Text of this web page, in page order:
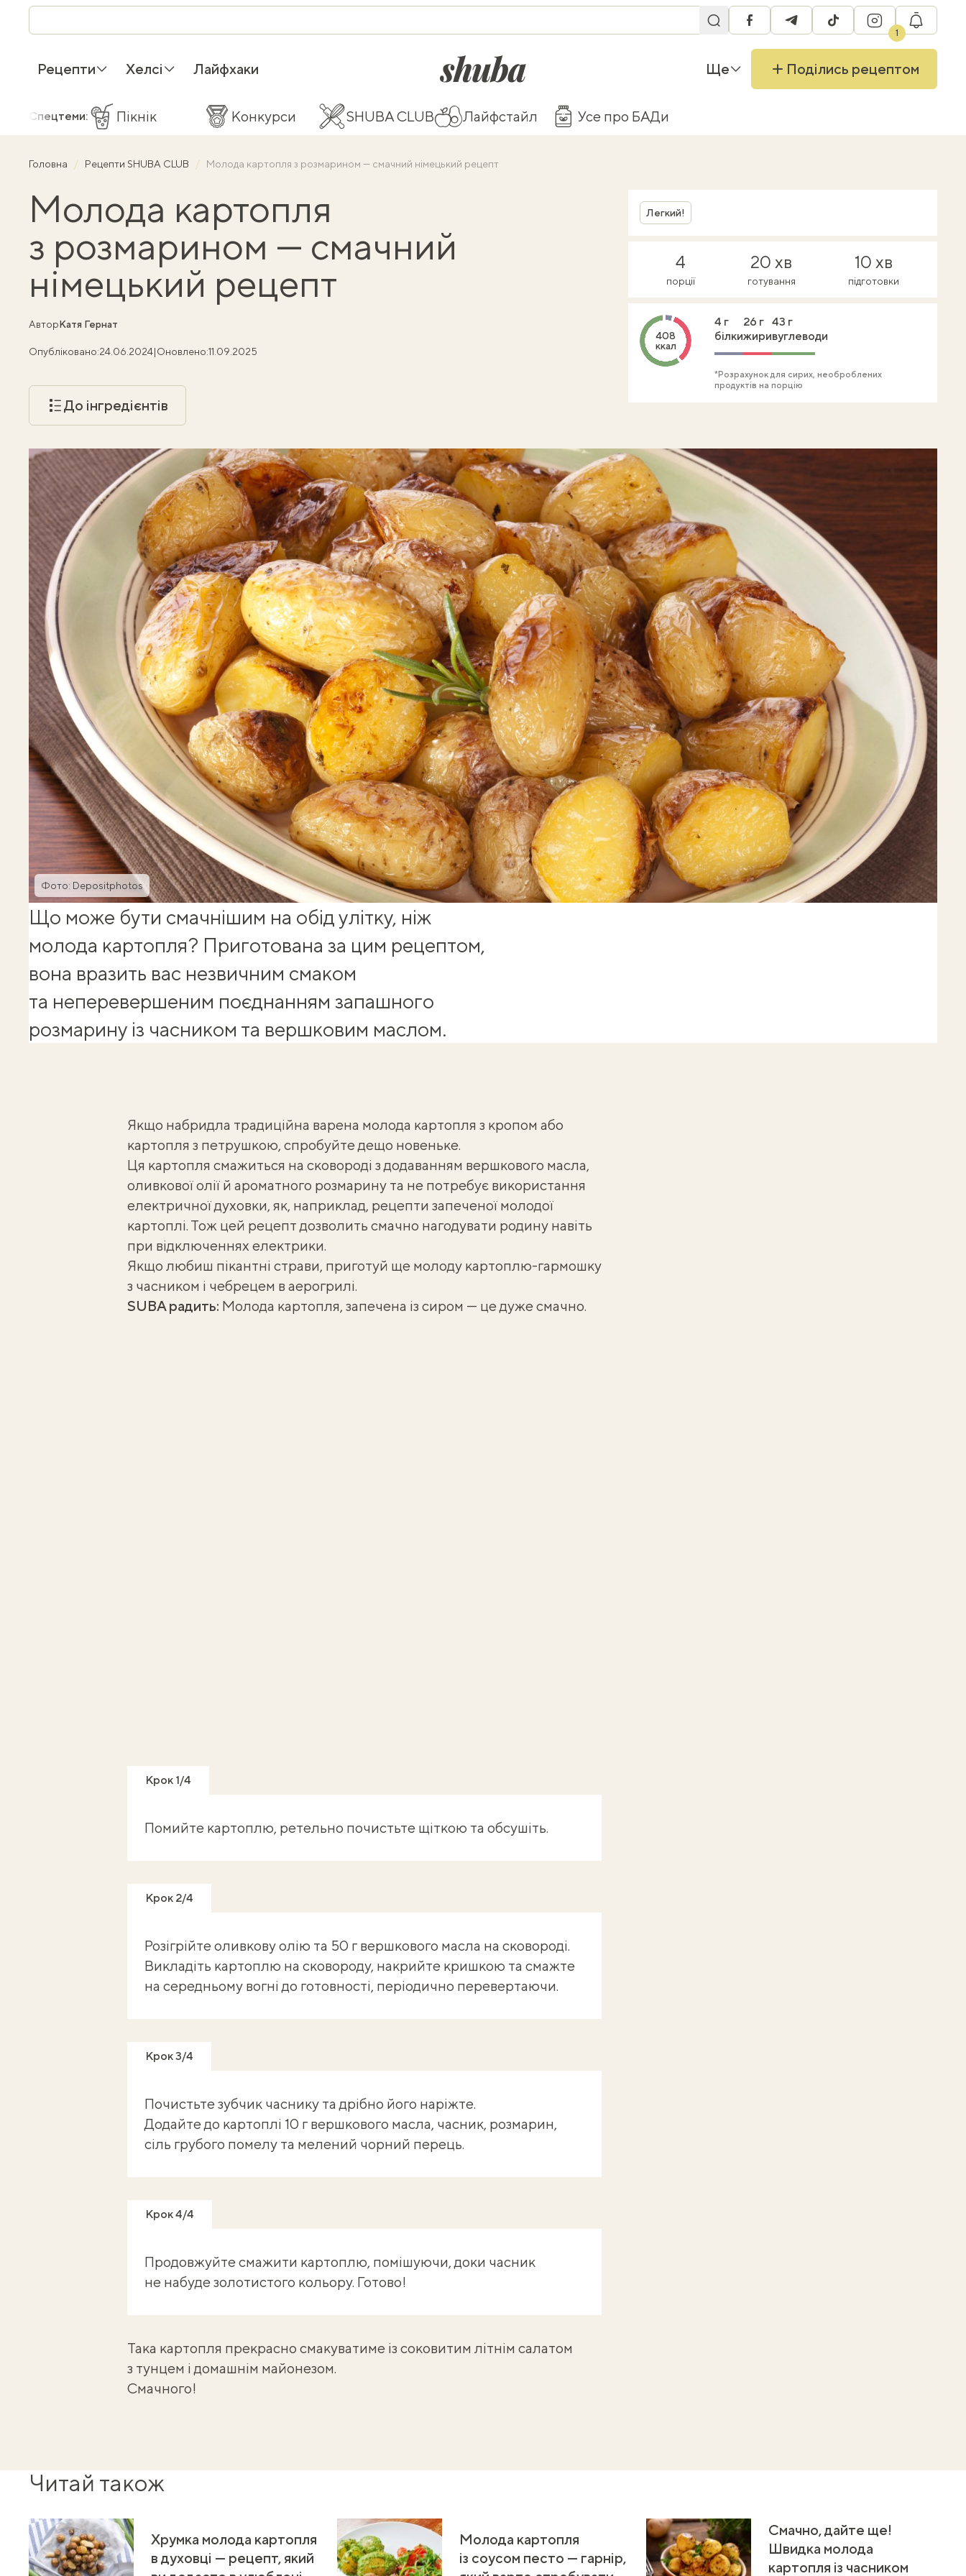
facebooktelegramtiktok instagram
1
Рецепти Хелсі Лайфхаки shuba.life Ще Поділись рецептом
Спецтеми: Пікнік Конкурси SHUBA CLUB Лайфстайл Усе про БАДи
Головна Рецепти SHUBA CLUB Молода картопля з розмарином — смачний німецький рецепт
Молода картопля
з розмарином — смачний
німецький рецепт
АвторКатя Гернат
Опубліковано:24.06.2024|Оновлено:11.09.2025
До інгредієнтів
Фото: Depositphotos
Легкий!
4
порції
20 хв
готування
10 хв
підготовки
408
ккал
4 г
білки
26 г
жири
43 г
вуглеводи
*Розрахунок для сирих, необроблених
продуктів на порцію
Що може бути смачнішим на обід улітку, ніж
молода картопля? Приготована за цим рецептом,
вона вразить вас незвичним смаком
та неперевершеним поєднанням запашного
розмарину із часником та вершковим маслом.
Якщо набридла традиційна варена молода картопля з кропом або
картопля з петрушкою, спробуйте дещо новеньке.
Ця картопля смажиться на сковороді з додаванням вершкового масла,
оливкової олії й ароматного розмарину та не потребує використання
електричної духовки, як, наприклад, рецепти запеченої молодої
картоплі. Тож цей рецепт дозволить смачно нагодувати родину навіть
при відключеннях електрики.
Якщо любиш пікантні страви, приготуй ще молоду картоплю-гармошку
з часником і чебрецем в аерогрилі.
SUBA радить: Молода картопля, запечена із сиром — це дуже смачно.
Крок 1/4
Помийте картоплю, ретельно почистьте щіткою та обсушіть.
Крок 2/4
Розігрійте оливкову олію та 50 г вершкового масла на сковороді.
Викладіть картоплю на сковороду, накрийте кришкою та смажте
на середньому вогні до готовності, періодично перевертаючи.
Крок 3/4
Почистьте зубчик часнику та дрібно його наріжте.
Додайте до картоплі 10 г вершкового масла, часник, розмарин,
сіль грубого помелу та мелений чорний перець.
Крок 4/4
Продовжуйте смажити картоплю, помішуючи, доки часник
не набуде золотистого кольору. Готово!
Така картопля прекрасно смакуватиме із соковитим літнім салатом
з тунцем і домашнім майонезом.
Смачного!
Читай також
Хрумка молода картопля
в духовці — рецепт, який
Молода картопля
із соусом песто — гарнір,
Смачно, дайте ще!
Швидка молода
картопля із часником